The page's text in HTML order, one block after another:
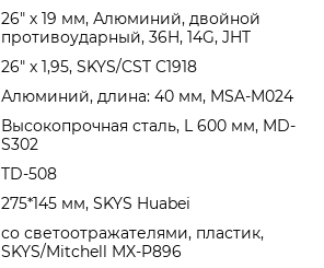
26" х 19 мм, Алюминий, двойной
противоударный, 36H, 14G, JHT
26" x 1,95, SKYS/CST C1918
Алюминий, длина: 40 мм, MSA-M024
Высокопрочная сталь, L 600 мм, MD-
S302
TD-508
275*145 мм, SKYS Huabei
со светоотражателями, пластик,
SKYS/Mitchell MX-P896